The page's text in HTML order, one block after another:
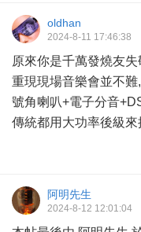
oldhan
2024-8-11 17:46:38
原來你是千萬發燒友失
重現現場音樂會並不難,
號角喇叭+電子分音
傳統都用大功率後級
阿明先生
2024-8-12 12:01:04